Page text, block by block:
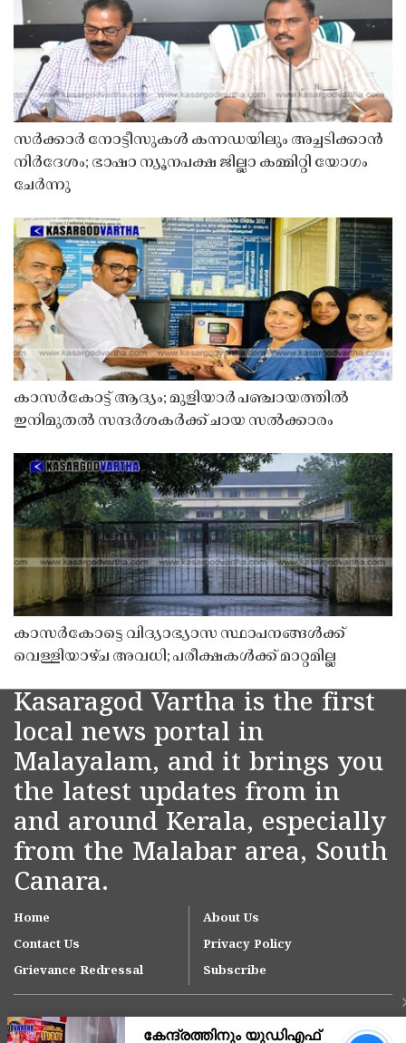
സർക്കാർ നോട്ടീസുകൾ കന്നഡയിലും അച്ചടിക്കാൻ
നിർദേശം; ഭാഷാ ന്യൂനപക്ഷ ജില്ലാ കമ്മിറ്റി യോഗം
ചേർന്നു
കാസർകോട്ട് ആദ്യം; മുളിയാർ പഞ്ചായത്തിൽ
ഇനിമുതൽ സന്ദർശകർക്ക് ചായ സൽക്കാരം
കാസർകോട്ടെ വിദ്യാഭ്യാസ സ്ഥാപനങ്ങൾക്ക്
വെള്ളിയാഴ്ച അവധി; പരീക്ഷകൾക്ക് മാറ്റമില്ല
Kasaragod Vartha is the first
local news portal in
Malayalam, and it brings you
the latest updates from in
and around Kerala, especially
from the Malabar area, South
Canara.
Home
About Us
Contact Us
Privacy Policy
Grievance Redressal
Subscribe